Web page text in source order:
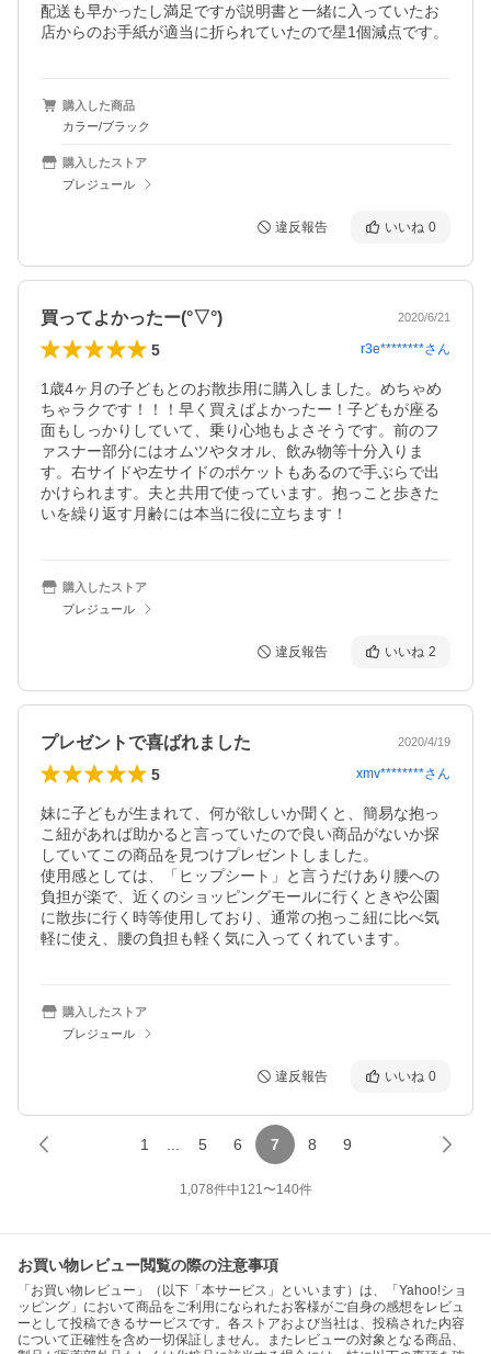
配送も早かったし満足ですが説明書と一緒に入っていたお
店からのお手紙が適当に折られていたので星1個減点です。
購入した商品
カラー/ブラック
購入したストア
プレジュール
違反報告 いいね 0
買ってよかったー(°▽°) 2020/6/21
5 r3e********さん
1歳4ヶ月の子どもとのお散歩用に購入しました。めちゃめ
ちゃラクです！！！早く買えばよかったー！子どもが座る
面もしっかりしていて、乗り心地もよさそうです。前のフ
ァスナー部分にはオムツやタオル、飲み物等十分入りま
す。右サイドや左サイドのポケットもあるので手ぶらで出
かけられます。夫と共用で使っています。抱っこと歩きた
いを繰り返す月齢には本当に役に立ちます！
購入したストア
プレジュール
違反報告 いいね 2
プレゼントで喜ばれました 2020/4/19
5 xmv********さん
妹に子どもが生まれて、何が欲しいか聞くと、簡易な抱っ
こ紐があれば助かると言っていたので良い商品がないか探
していてこの商品を見つけプレゼントしました。
使用感としては、「ヒップシート」と言うだけあり腰への
負担が楽で、近くのショッピングモールに行くときや公園
に散歩に行く時等使用しており、通常の抱っこ紐に比べ気
軽に使え、腰の負担も軽く気に入ってくれています。
購入したストア
プレジュール
違反報告 いいね 0
1 5 6 7 8 9
1,078件中121〜140件
お買い物レビュー閲覧の際の注意事項
「お買い物レビュー」（以下「本サービス」といいます）は、「Yahoo!ショ
ッピング」において商品をご利用になられたお客様がご自身の感想をレビュ
ーとして投稿できるサービスです。各ストアおよび当社は、投稿された内容
について正確性を含め一切保証しません。またレビューの対象となる商品、